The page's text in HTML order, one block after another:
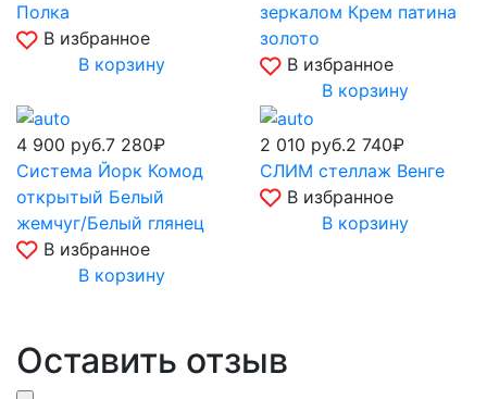
Полка
В избранное
В корзину
зеркалом Крем патина
золото
В избранное
В корзину
4 900 руб.7 280₽
Система Йорк Комод
открытый Белый
жемчуг/Белый глянец
В избранное
В корзину
2 010 руб.2 740₽
СЛИМ стеллаж Венге
В избранное
В корзину
Оставить отзыв